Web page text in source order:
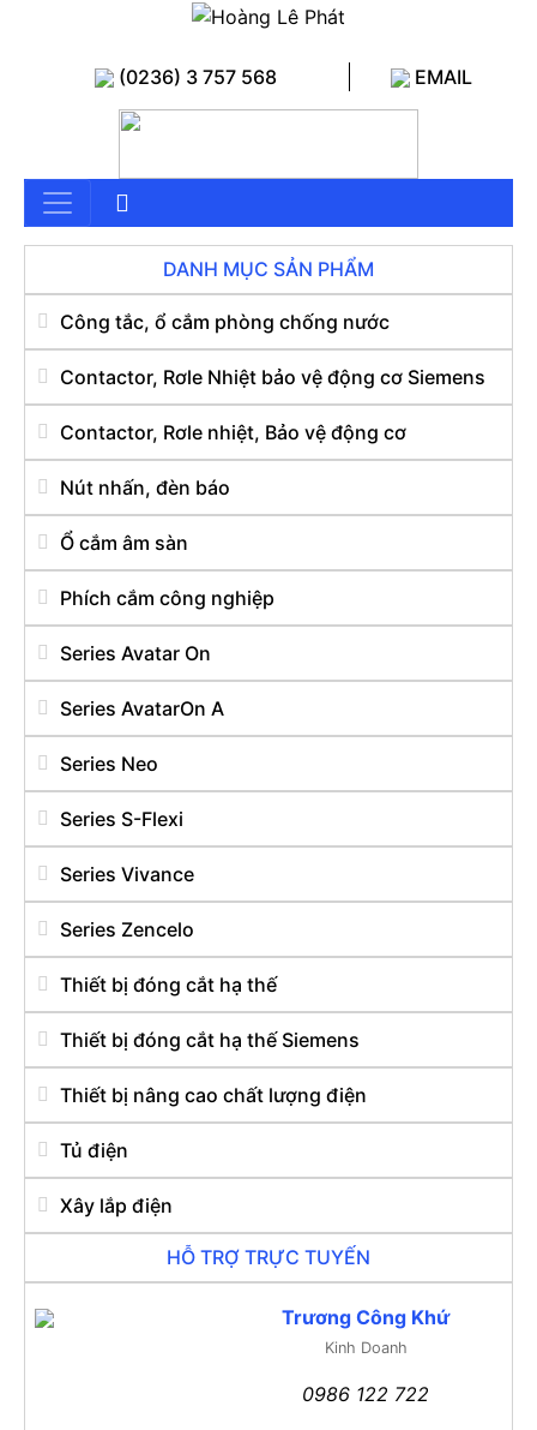
(0236) 3 757 568 EMAIL
DANH MỤC SẢN PHẨM
Công tắc, ổ cắm phòng chống nước
Contactor, Rơle Nhiệt bảo vệ động cơ Siemens
Contactor, Rơle nhiệt, Bảo vệ động cơ
Nút nhấn, đèn báo
Ổ cắm âm sàn
Phích cắm công nghiệp
Series Avatar On
Series AvatarOn A
Series Neo
Series S-Flexi
Series Vivance
Series Zencelo
Thiết bị đóng cắt hạ thế
Thiết bị đóng cắt hạ thế Siemens
Thiết bị nâng cao chất lượng điện
Tủ điện
Xây lắp điện
HỖ TRỢ TRỰC TUYẾN
Trương Công Khứ
Kinh Doanh
0986 122 722